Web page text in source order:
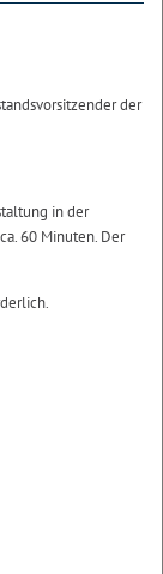
der
in der
60 Minuten. Der